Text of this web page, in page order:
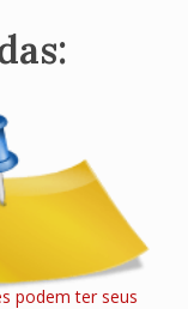
podem ter seus